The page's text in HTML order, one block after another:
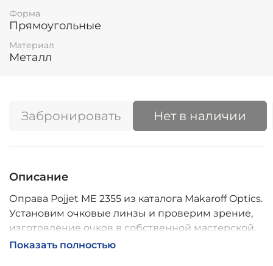
Форма
Прямоугольные
Материал
Металл
Забронировать Нет в наличии
Описание
Оправа Pojjet ME 2355 из каталога Makaroff Optics.
Установим очковые линзы и проверим зрение,
изготовление очков в собственной мастерской,
обычно 2–5 дней, индивидуальные линзы – до 30
Показать полностью